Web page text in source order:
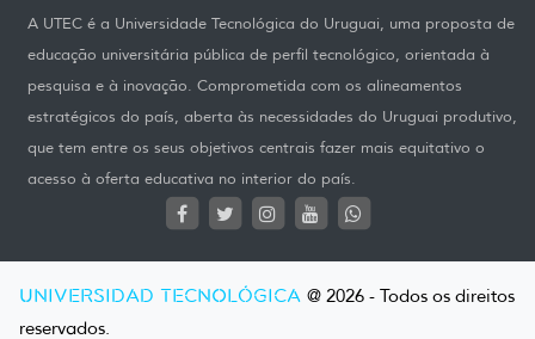
A UTEC é a Universidade Tecnológica do Uruguai, uma proposta de
educação universitária pública de perfil tecnológico, orientada à
pesquisa e à inovação. Comprometida com os alineamentos
estratégicos do país, aberta às necessidades do Uruguai produtivo,
que tem entre os seus objetivos centrais fazer mais equitativo o
acesso à oferta educativa no interior do país.
UNIVERSIDAD TECNOLÓGICA @ 2026 - Todos os direitos
reservados.